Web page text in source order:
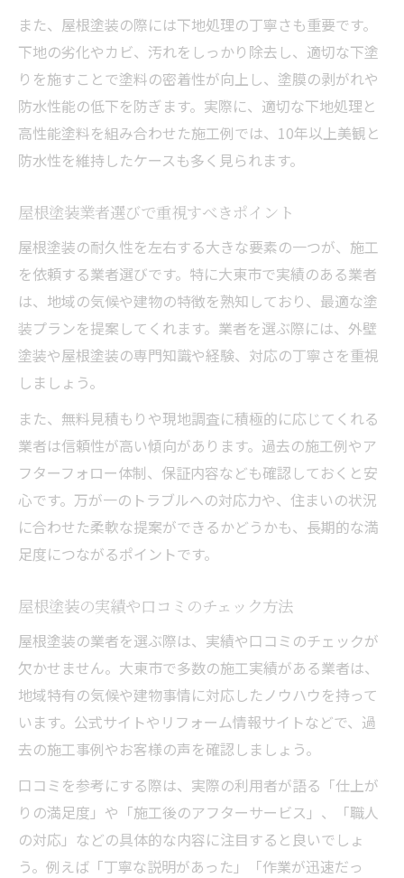
また、屋根塗装の際には下地処理の丁寧さも重要です。
下地の劣化やカビ、汚れをしっかり除去し、適切な下塗
りを施すことで塗料の密着性が向上し、塗膜の剥がれや
防水性能の低下を防ぎます。実際に、適切な下地処理と
高性能塗料を組み合わせた施工例では、10年以上美観と
防水性を維持したケースも多く見られます。
屋根塗装業者選びで重視すべきポイント
屋根塗装の耐久性を左右する大きな要素の一つが、施工
を依頼する業者選びです。特に大東市で実績のある業者
は、地域の気候や建物の特徴を熟知しており、最適な塗
装プランを提案してくれます。業者を選ぶ際には、外壁
塗装や屋根塗装の専門知識や経験、対応の丁寧さを重視
しましょう。
また、無料見積もりや現地調査に積極的に応じてくれる
業者は信頼性が高い傾向があります。過去の施工例やア
フターフォロー体制、保証内容なども確認しておくと安
心です。万が一のトラブルへの対応力や、住まいの状況
に合わせた柔軟な提案ができるかどうかも、長期的な満
足度につながるポイントです。
屋根塗装の実績や口コミのチェック方法
屋根塗装の業者を選ぶ際は、実績や口コミのチェックが
欠かせません。大東市で多数の施工実績がある業者は、
地域特有の気候や建物事情に対応したノウハウを持って
います。公式サイトやリフォーム情報サイトなどで、過
去の施工事例やお客様の声を確認しましょう。
口コミを参考にする際は、実際の利用者が語る「仕上が
りの満足度」や「施工後のアフターサービス」、「職人
の対応」などの具体的な内容に注目すると良いでしょ
う。例えば「丁寧な説明があった」「作業が迅速だっ